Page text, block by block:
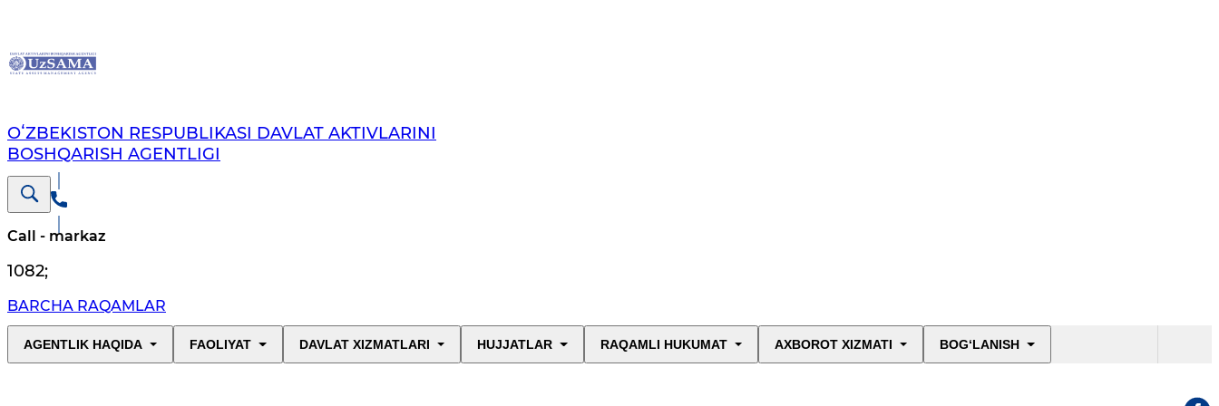
OʻZBEKISTON RESPUBLIKASI DAVLAT AKTIVLARINI
BOSHQARISH AGENTLIGI
Call - markaz
1082;
BARCHA RAQAMLAR
AGENTLIK HAQIDA FAOLIYAT DAVLAT XIZMATLARI HUJJATLAR RAQAMLI HUKUMAT AXBOROT XIZMATI BOG‘LANISH